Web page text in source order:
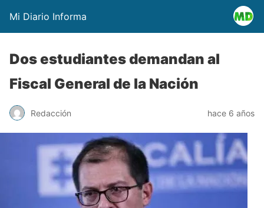
Mi Diario Informa
Dos estudiantes demandan al
Fiscal General de la Nación
Redacción hace 6 años